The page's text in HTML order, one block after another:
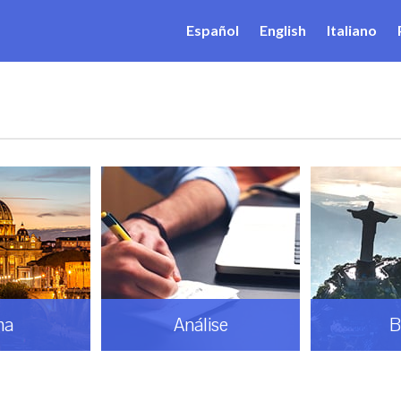
Español English Italiano
Brasil